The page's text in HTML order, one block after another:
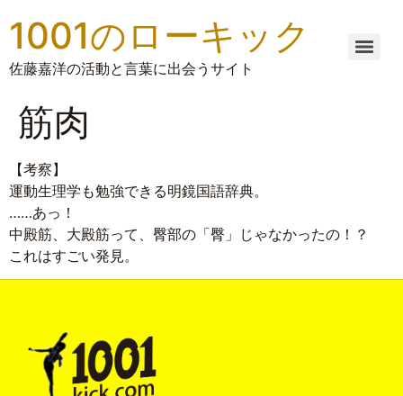
1001のローキック
佐藤嘉洋の活動と言葉に出会うサイト
筋肉
【考察】
運動生理学も勉強できる明鏡国語辞典。
……あっ！
中殿筋、大殿筋って、臀部の「臀」じゃなかったの！？
これはすごい発見。